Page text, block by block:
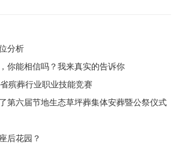
分析
你能相信吗？我来真实的告诉你
殡葬行业职业技能竞赛
第六届节地生态草坪葬集体安葬暨公祭仪式
后花园？